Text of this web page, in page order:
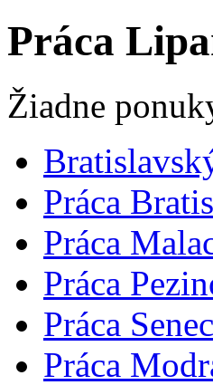
Práca
Žiadne
Práca
Práca
Práca
Práca Senec
Práca